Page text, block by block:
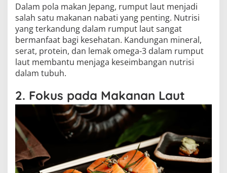
Dalam pola makan Jepang, rumput laut menjadi
salah satu makanan nabati yang penting. Nutrisi
yang terkandung dalam rumput laut sangat
bermanfaat bagi kesehatan. Kandungan mineral,
serat, protein, dan lemak omega-3 dalam rumput
laut membantu menjaga keseimbangan nutrisi
dalam tubuh.
2. Fokus pada Makanan Laut